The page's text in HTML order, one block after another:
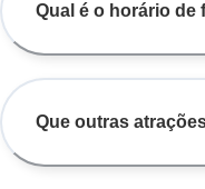
Qual é o horário de
Que outras